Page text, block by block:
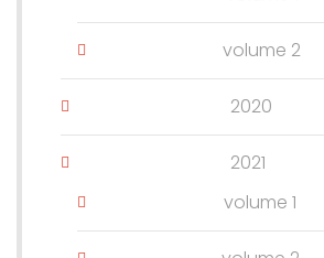
volume 2
2020
2021
volume 1